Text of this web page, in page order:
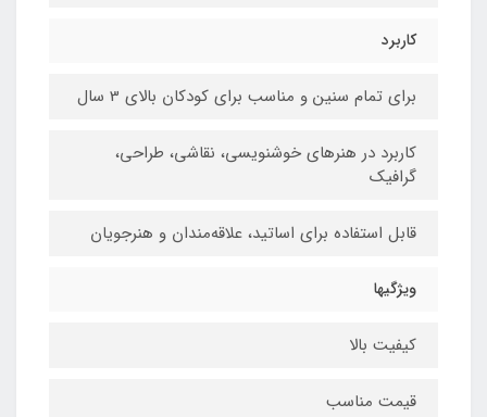
کاربرد
برای تمام سنین و مناسب برای کودکان بالای 3 سال
کاربرد در هنرهای خوشنویسی، نقاشی،‌ طراحی،
گرافیک
قابل استفاده برای اساتید، علاقه‌مندان و هنرجویان
ویژگیها
کیفیت بالا
قیمت مناسب